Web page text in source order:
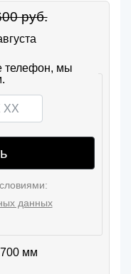
руб.
телефон, мы
данных
мм